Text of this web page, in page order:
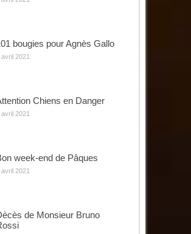
bougies pour Agnès Gallo
avril 2021
Chiens en Danger
avril 2021
week-end de Pâques
avril 2021
de Monsieur Bruno